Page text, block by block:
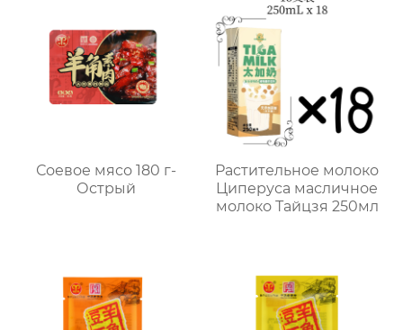
Соевое мясо 180 г-
Острый
Растительное молоко
Циперуса масличное
молоко Тайцзя 250мл